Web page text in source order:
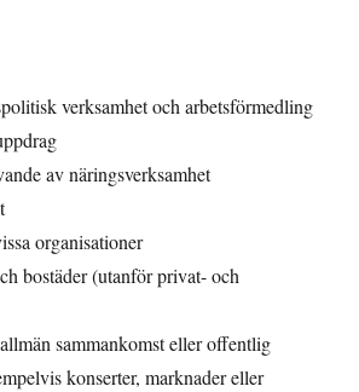
verksamhet och arbetsförmedling
av näringsverksamhet
organisationer
bostäder (utanför privat- och
sammankomst eller offentlig
konserter, marknader eller